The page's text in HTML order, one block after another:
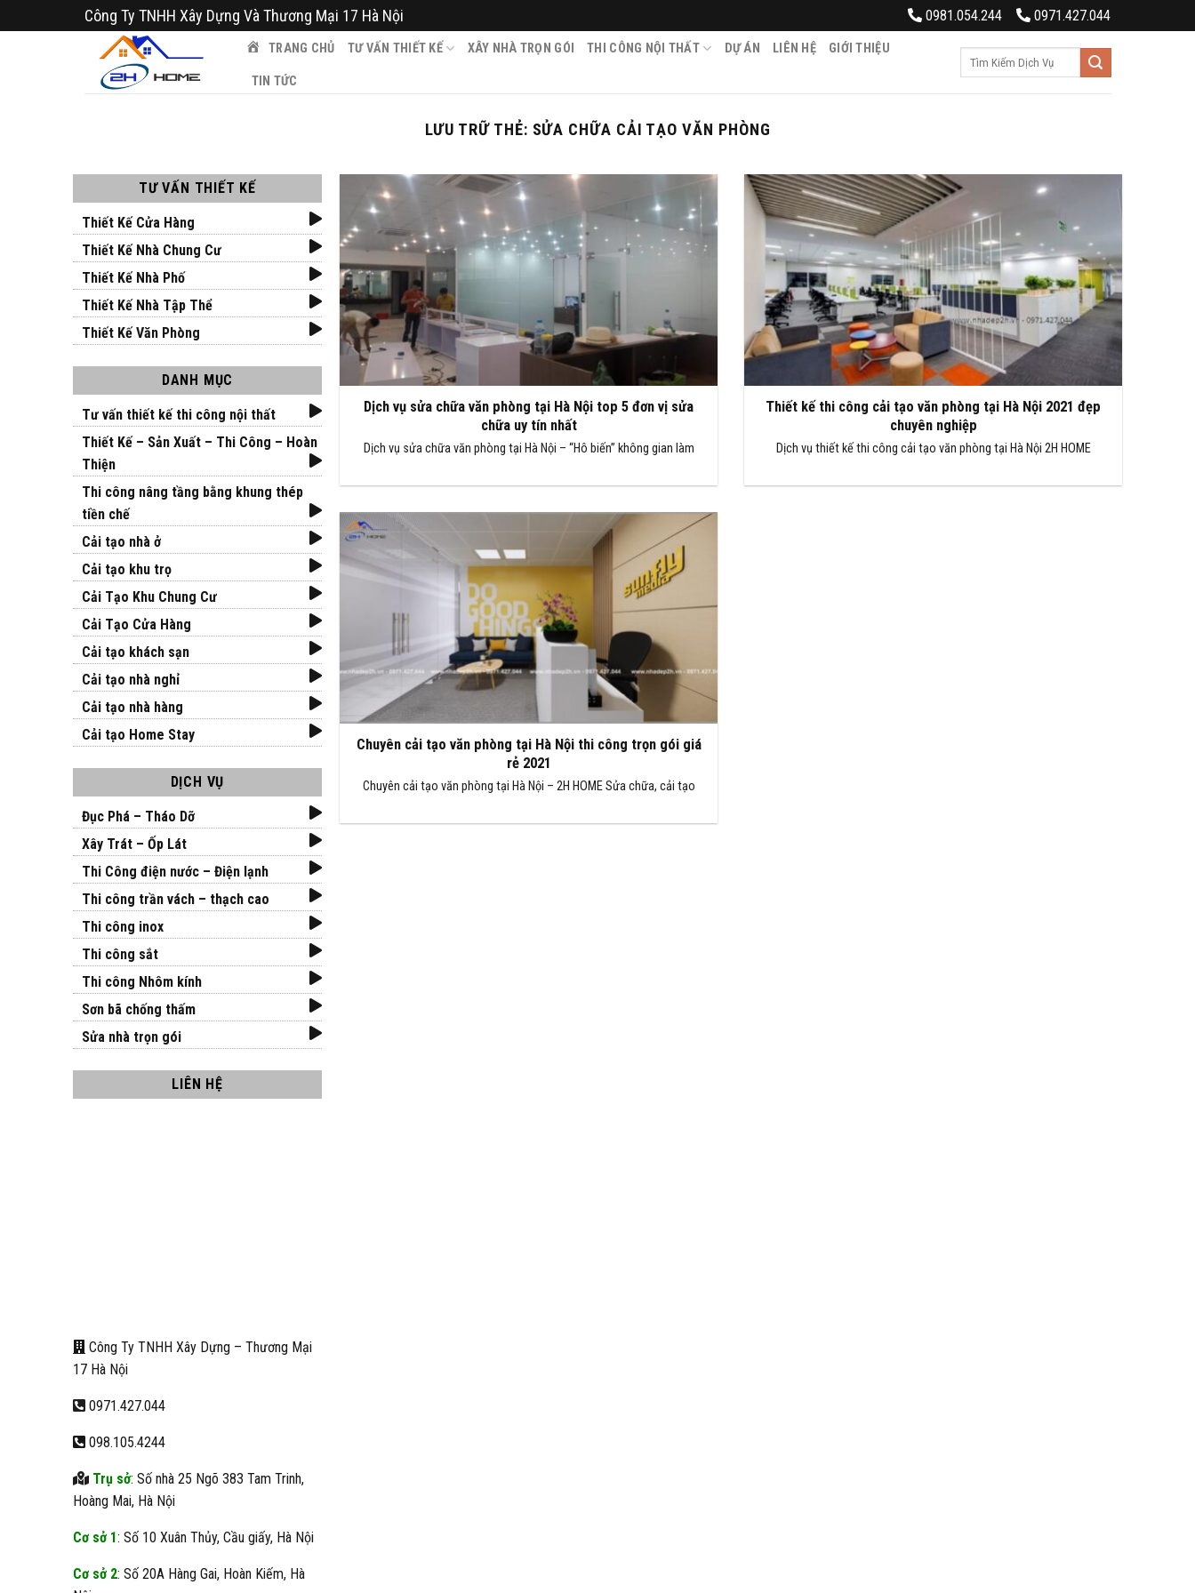
qua
Công Ty TNHH Xây Dựng Và Thương Mại 17 Hà Nội 0981.054.244 0971.427.044
TRANG CHỦ TƯ VẤN THIẾT KẾ XÂY NHÀ TRỌN GÓI THI CÔNG NỘI THẤT DỰ ÁN LIÊN HỆ GIỚI THIỆU
TIN TỨC
LƯU TRỮ THẺ: SỬA CHỮA CẢI TẠO VĂN PHÒNG
TƯ VẤN THIẾT KẾ
Thiết Kế Cửa Hàng
Thiết Kế Nhà Chung Cư
Thiết Kế Nhà Phố
Thiết Kế Nhà Tập Thể
Thiết Kế Văn Phòng
DANH MỤC
Tư vấn thiết kế thi công nội thất
Thiết Kế – Sản Xuất – Thi Công – Hoàn
Thiện
Thi công nâng tầng bằng khung thép
tiền chế
Cải tạo nhà ở
Cải tạo khu trọ
Cải Tạo Khu Chung Cư
Cải Tạo Cửa Hàng
Cải tạo khách sạn
Cải tạo nhà nghỉ
Cải tạo nhà hàng
Cải tạo Home Stay
DỊCH VỤ
Đục Phá – Tháo Dỡ
Xây Trát – Ốp Lát
Thi Công điện nước – Điện lạnh
Thi công trần vách – thạch cao
Thi công inox
Thi công sắt
Thi công Nhôm kính
Sơn bã chống thấm
Sửa nhà trọn gói
LIÊN HỆ
Công Ty TNHH Xây Dựng – Thương Mại
17 Hà Nội
0971.427.044
098.105.4244
Trụ sở: Số nhà 25 Ngõ 383 Tam Trinh,
Hoàng Mai, Hà Nội
Cơ sở 1: Số 10 Xuân Thủy, Cầu giấy, Hà Nội
Cơ sở 2: Số 20A Hàng Gai, Hoàn Kiếm, Hà
Dịch vụ sửa chữa văn phòng tại Hà Nội top 5 đơn vị sửa
chữa uy tín nhất
Dịch vụ sửa chữa văn phòng tại Hà Nội – “Hô biến” không gian làm
Thiết kế thi công cải tạo văn phòng tại Hà Nội 2021 đẹp
chuyên nghiệp
Dịch vụ thiết kế thi công cải tạo văn phòng tại Hà Nội 2H HOME
Chuyên cải tạo văn phòng tại Hà Nội thi công trọn gói giá
rẻ 2021
Chuyên cải tạo văn phòng tại Hà Nội – 2H HOME Sửa chữa, cải tạo